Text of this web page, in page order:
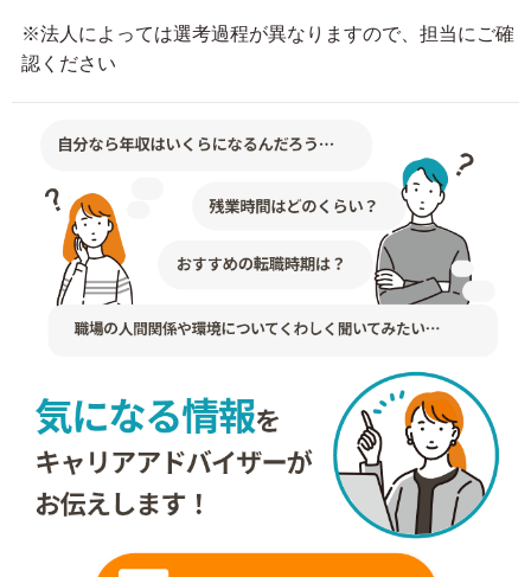
※法人によっては選考過程が異なりますので、担当にご確
認ください